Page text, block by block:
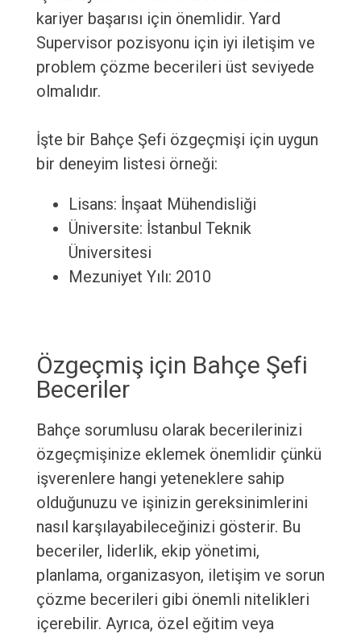
kariyer başarısı için önemlidir. Yard
Supervisor pozisyonu için iyi iletişim ve
problem çözme becerileri üst seviyede
olmalıdır.
İşte bir Bahçe Şefi özgeçmişi için uygun
bir deneyim listesi örneği:
Lisans: İnşaat Mühendisliği
Üniversite: İstanbul Teknik
Üniversitesi
Mezuniyet Yılı: 2010
Özgeçmiş için Bahçe Şefi
Beceriler
Bahçe sorumlusu olarak becerilerinizi
özgeçmişinize eklemek önemlidir çünkü
işverenlere hangi yeteneklere sahip
olduğunuzu ve işinizin gereksinimlerini
nasıl karşılayabileceğinizi gösterir. Bu
beceriler, liderlik, ekip yönetimi,
planlama, organizasyon, iletişim ve sorun
çözme becerileri gibi önemli nitelikleri
içerebilir. Ayrıca, özel eğitim veya